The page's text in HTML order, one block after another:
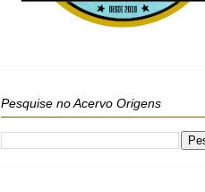
Pesquise no Acervo Origens